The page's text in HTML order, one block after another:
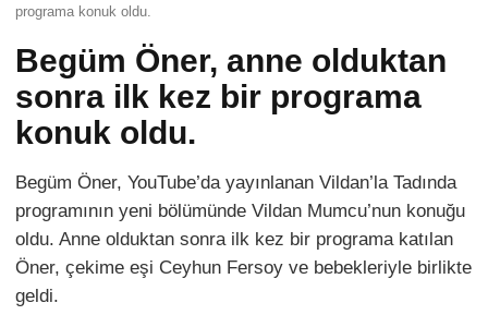
programa konuk oldu.
Begüm Öner, anne olduktan
sonra ilk kez bir programa
konuk oldu.
Begüm Öner, YouTube’da yayınlanan Vildan’la Tadında
programının yeni bölümünde Vildan Mumcu’nun konuğu
oldu. Anne olduktan sonra ilk kez bir programa katılan
Öner, çekime eşi Ceyhun Fersoy ve bebekleriyle birlikte
geldi.